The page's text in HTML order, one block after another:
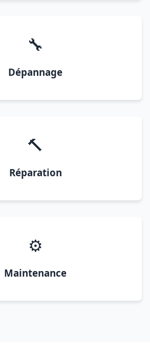
🔧
Dépannage
🔨
Réparation
⚙️
Maintenance